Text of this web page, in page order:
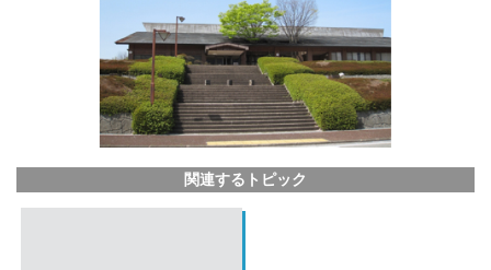
関連するトピック